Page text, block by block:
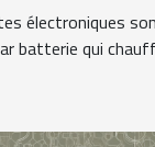
électroniques
batterie qui